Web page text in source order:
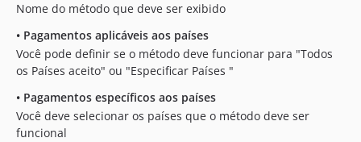
Nome do método que deve ser exibido
• Pagamentos aplicáveis aos países
Você pode definir se o método deve funcionar para "Todos
os Países aceito" ou "Especificar Países "
• Pagamentos específicos aos países
Você deve selecionar os países que o método deve ser
funcional